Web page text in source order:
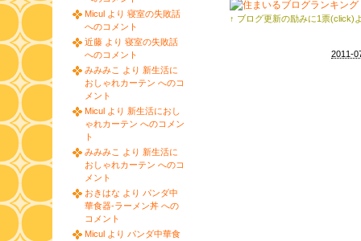
↑ ブログ更新の励みに1票(click)
2011-
Micul より 寝室の失敗話
へのコメント
近藤 より 寝室の失敗話
へのコメント
みみみこ より 新生活に
おしゃれカーテン へのコ
メント
Micul より 新生活におし
ゃれカーテン へのコメン
ト
みみみこ より 新生活に
おしゃれカーテン へのコ
メント
おきはな より パンダ中
華食器-ラーメン丼 への
コメント
Micul より パンダ中華食